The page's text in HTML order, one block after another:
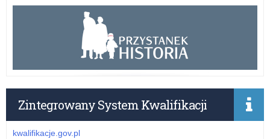
Zintegrowany System Kwalifikacji
kwalifikacje.gov.pl